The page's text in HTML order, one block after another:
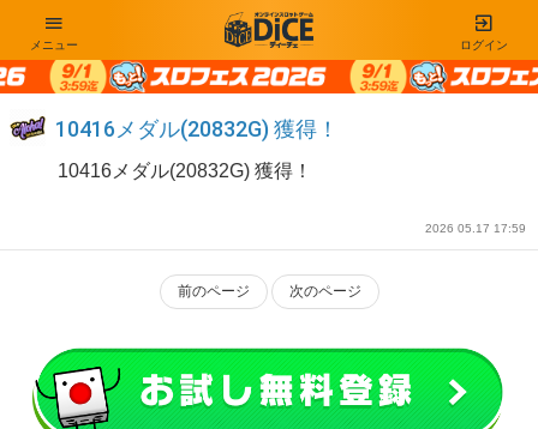
ログイン
メニュー
10416メダル(20832G) 獲得！
10416メダル(20832G) 獲得！
2026 05.17 17:59
前のページ 次のページ